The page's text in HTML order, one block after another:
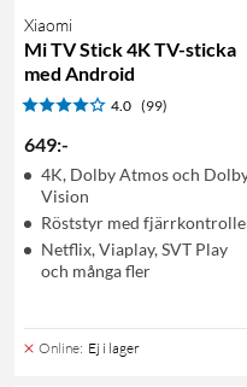
Xiaomi
Mi TV Stick 4K TV-sticka
med Android
4.0 (99)
649:-
4K, Dolby Atmos och
Vision
Röststyr med
Netflix, Viaplay, SVT Play
och många fler
Online: Ej i lager